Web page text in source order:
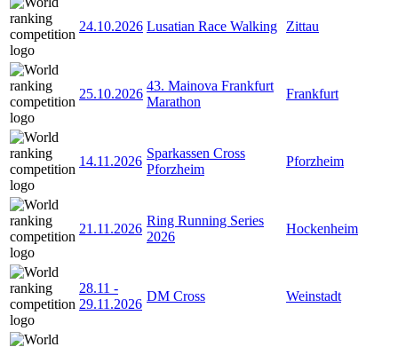
24.10.2026 Lusatian Race Walking Zittau
25.10.2026
43. Mainova Frankfurt
Marathon
Frankfurt
14.11.2026
Sparkassen Cross
Pforzheim
Pforzheim
21.11.2026
Ring Running Series
2026
Hockenheim
28.11 -
29.11.2026
DM Cross Weinstadt